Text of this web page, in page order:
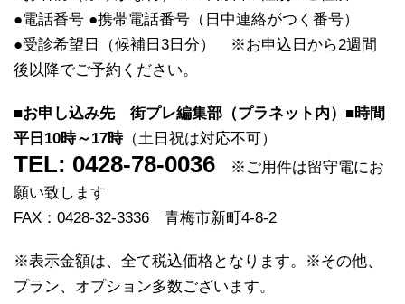
●電話番号 ●携帯電話番号（日中連絡がつく番号）
●受診希望日（候補日3日分） ※お申込日から2週間
後以降でご予約ください。
■お申し込み先 街プレ編集部（プラネット内）■時間
平日10時～17時（土日祝は対応不可）
TEL: 0428-78-0036
※ご用件は留守電にお
願い致します
FAX：0428-32-3336 青梅市新町4-8-2
※表示金額は、全て税込価格となります。※その他、
プラン、オプション多数ございます。